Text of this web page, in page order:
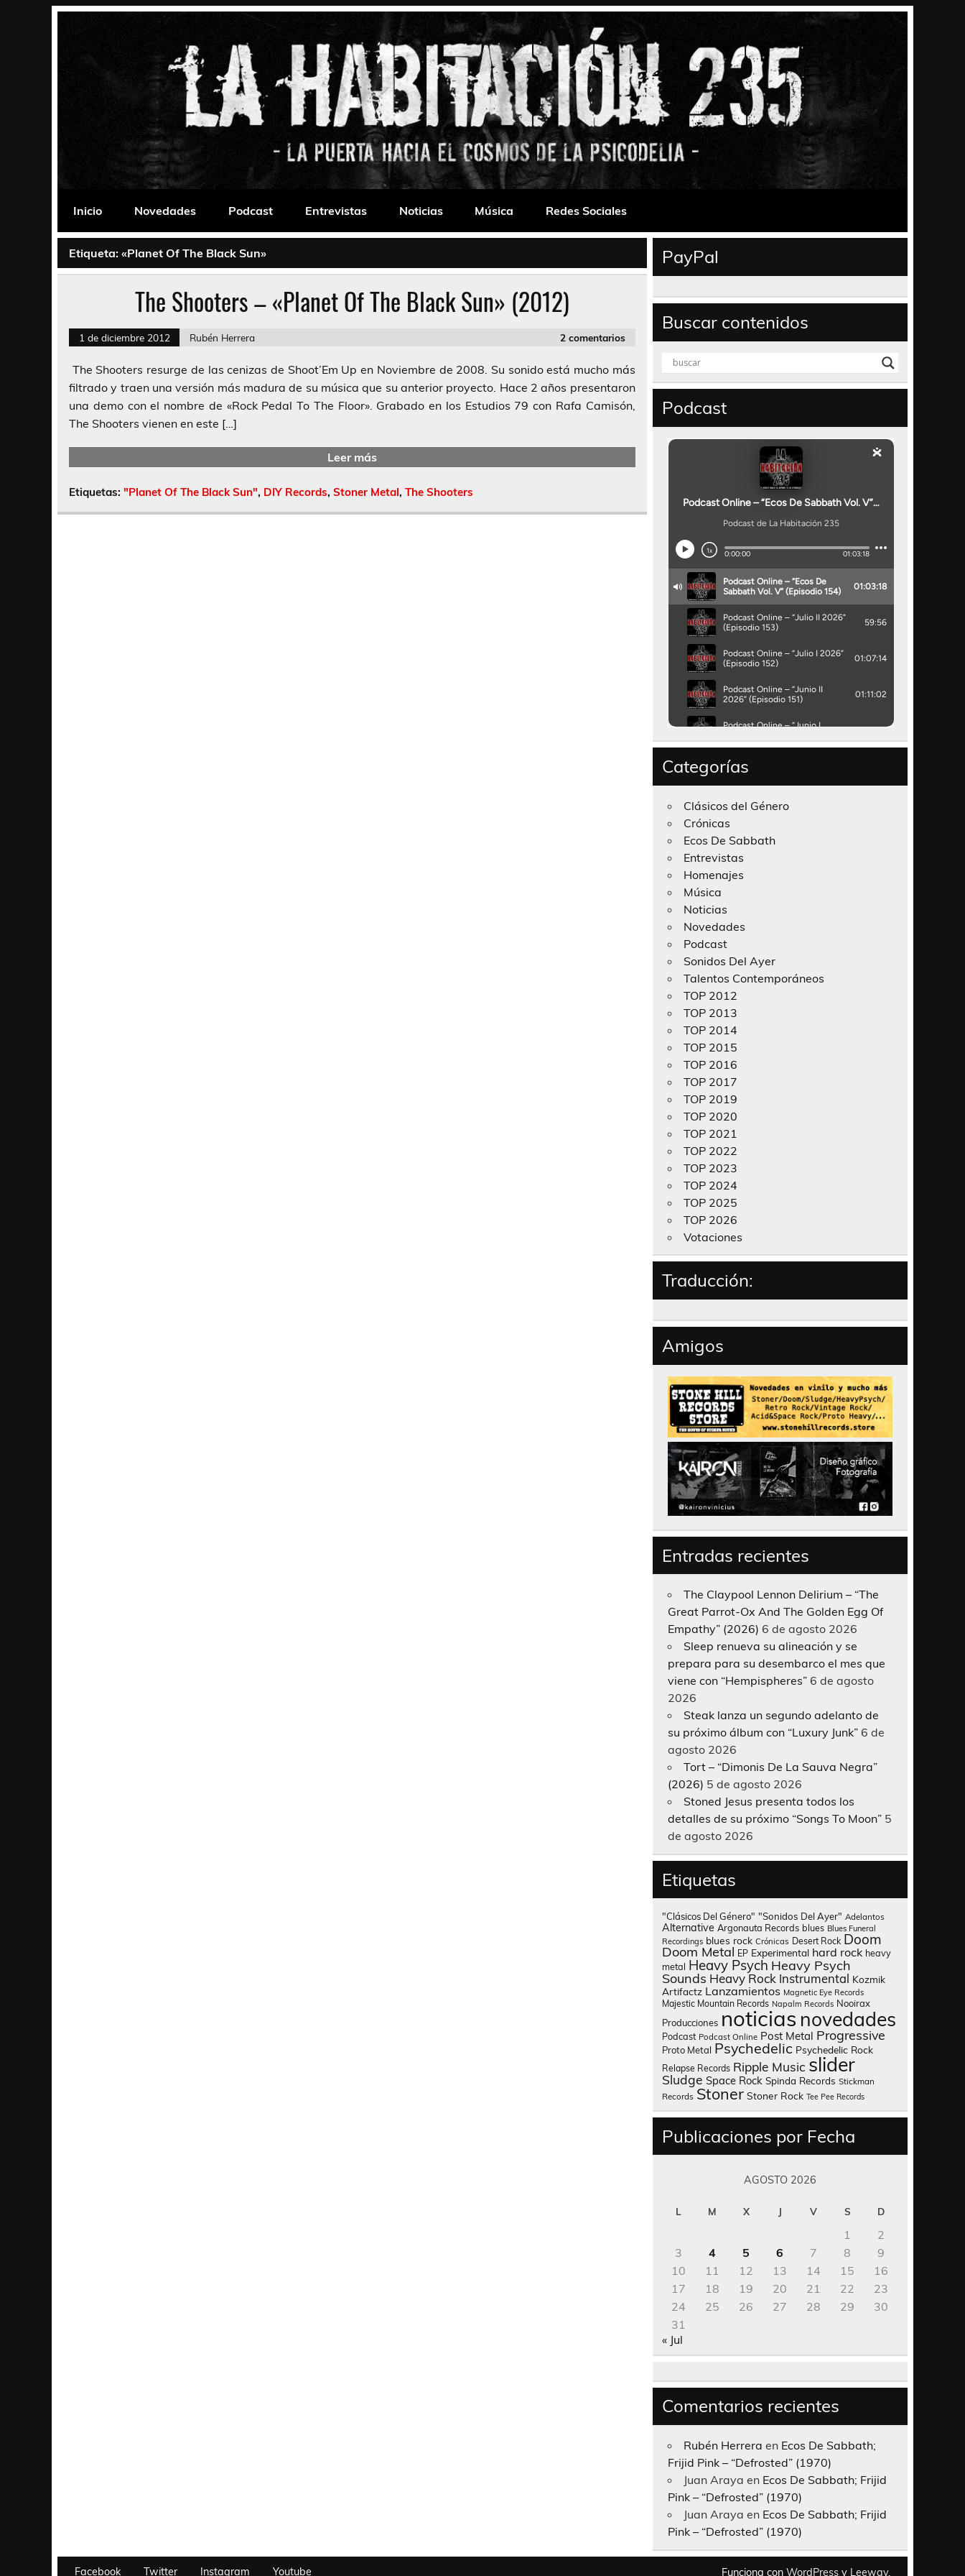
La Habitación 235
Inicio
Novedades Podcast Entrevistas Noticias Música Redes Sociales
Etiqueta: «Planet Of The Black Sun»
The Shooters – «Planet Of The Black Sun» (2012)
1 de diciembre 2012 Rubén Herrera 2 comentarios
The Shooters resurge de las cenizas de Shoot’Em Up en Noviembre de 2008. Su sonido está mucho más
filtrado y traen una versión más madura de su música que su anterior proyecto. Hace 2 años presentaron
una demo con el nombre de «Rock Pedal To The Floor». Grabado en los Estudios 79 con Rafa Camisón,
The Shooters vienen en este […]
Leer más
Etiquetas: "Planet Of The Black Sun", DIY Records, Stoner Metal, The Shooters
PayPal
Buscar contenidos
Podcast
Categorías
Clásicos del Género
Crónicas
Ecos De Sabbath
Entrevistas
Homenajes
Música
Noticias
Novedades
Podcast
Sonidos Del Ayer
Talentos Contemporáneos
TOP 2012
TOP 2013
TOP 2014
TOP 2015
TOP 2016
TOP 2017
TOP 2019
TOP 2020
TOP 2021
TOP 2022
TOP 2023
TOP 2024
TOP 2025
TOP 2026
Votaciones
Traducción:
Amigos
Entradas recientes
The Claypool Lennon Delirium – “The
Great Parrot-Ox And The Golden Egg Of
Empathy” (2026) 6 de agosto 2026
Sleep renueva su alineación y se
prepara para su desembarco el mes que
viene con “Hempispheres” 6 de agosto
2026
Steak lanza un segundo adelanto de
su próximo álbum con “Luxury Junk” 6 de
agosto 2026
Tort – “Dimonis De La Sauva Negra”
(2026) 5 de agosto 2026
Stoned Jesus presenta todos los
detalles de su próximo “Songs To Moon” 5
de agosto 2026
Etiquetas
"Clásicos Del Género" "Sonidos Del Ayer" Adelantos
Alternative Argonauta Records blues Blues Funeral
Recordings blues rock Crónicas Desert Rock Doom
Doom Metal EP Experimental hard rock heavy
metal Heavy Psych Heavy Psych
Sounds Heavy Rock Instrumental Kozmik
Artifactz Lanzamientos Magnetic Eye Records
Majestic Mountain Records Napalm Records Nooirax
Producciones noticias novedades
Podcast Podcast Online Post Metal Progressive
Proto Metal Psychedelic Psychedelic Rock
Relapse Records Ripple Music slider
Sludge Space Rock Spinda Records Stickman
Records Stoner Stoner Rock Tee Pee Records
Publicaciones por Fecha
AGOSTO 2026
L M X J V S D
1
2
3
4 5 6 7 8
9
10
11 12 13 14 15
16
17
18 19 20 21 22
23
24
25 26 27 28 29
30
31
« Jul
Comentarios recientes
Rubén Herrera en Ecos De Sabbath;
Frijid Pink – “Defrosted” (1970)
Juan Araya en Ecos De Sabbath; Frijid
Pink – “Defrosted” (1970)
Juan Araya en Ecos De Sabbath; Frijid
Pink – “Defrosted” (1970)
Facebook Twitter Instagram Youtube Funciona con WordPress y Leeway.